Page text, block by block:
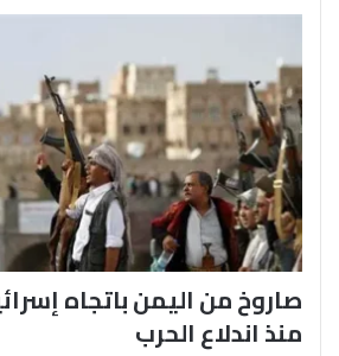
صاروخ من اليمن باتجاه
منذ اندلاع الحرب